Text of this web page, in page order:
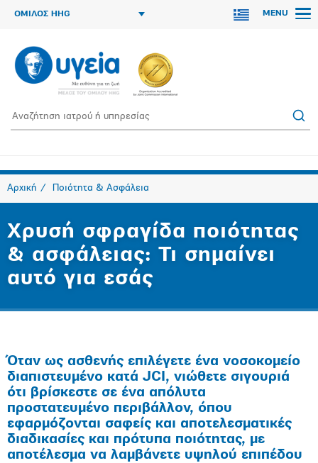
ΟΜΙΛΟΣ HHG MENU
Αρχική Ποιότητα & Ασφάλεια
Χρυσή σφραγίδα ποιότητας
& ασφάλειας: Τι σημαίνει
αυτό για εσάς
Όταν ως ασθενής επιλέγετε ένα νοσοκομείο
διαπιστευμένο κατά JCI, νιώθετε σιγουριά
ότι βρίσκεστε σε ένα απόλυτα
προστατευμένο περιβάλλον, όπου
εφαρμόζονται σαφείς και αποτελεσματικές
διαδικασίες και πρότυπα ποιότητας, με
αποτέλεσμα να λαμβάνετε υψηλού επιπέδου